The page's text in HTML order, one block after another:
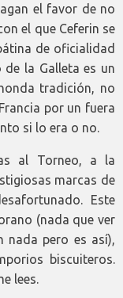
el favor de no
el que Ceferin se
de oficialidad
la Galleta es un
tradición, no
por un fuera
si lo era o no.
al Torneo, a la
marcas de
Este
(nada que ver
nada pero es así),
biscuiteros.
lees.